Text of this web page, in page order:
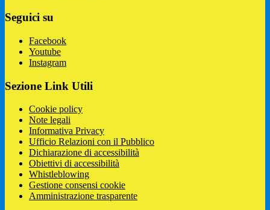
Seguici su
Facebook
Youtube
Instagram
Sezione Link Utili
Cookie policy
Note legali
Informativa Privacy
Ufficio Relazioni con il Pubblico
Dichiarazione di accessibilità
Obiettivi di accessibilità
Whistleblowing
Gestione consensi cookie
Amministrazione trasparente